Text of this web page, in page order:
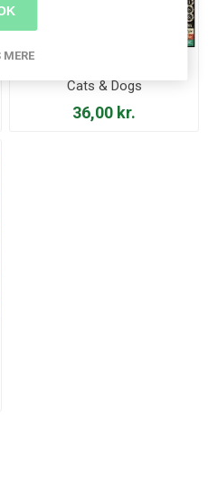
Cats & Dogs
36,00 kr.